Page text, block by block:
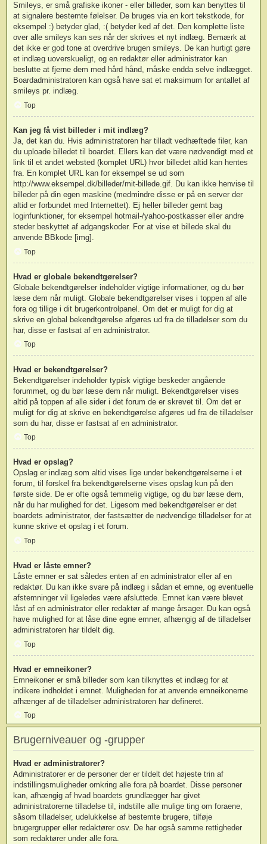
Smileys, er små grafiske ikoner - eller billeder, som kan benyttes til
at signalere bestemte følelser. De bruges via en kort tekstkode, for
eksempel :) betyder glad, :( betyder ked af det. Den komplette liste
over alle smileys kan ses når der skrives et nyt indlæg. Bemærk at
det ikke er god tone at overdrive brugen smileys. De kan hurtigt gøre
et indlæg uoverskueligt, og en redaktør eller administrator kan
beslutte at fjerne dem med hård hånd, måske endda selve indlægget.
Boardadministratoren kan også have sat et maksimum for antallet af
smileys pr. indlæg.
Top
Kan jeg få vist billeder i mit indlæg?
Ja, det kan du. Hvis administratoren har tilladt vedhæftede filer, kan
du uploade billedet til boardet. Ellers kan det være nødvendigt med et
link til et andet websted (komplet URL) hvor billedet altid kan hentes
fra. En komplet URL kan for eksempel se ud som
http://www.eksempel.dk/billeder/mit-billede.gif. Du kan ikke henvise til
billeder på din egen maskine (medmindre disse er på en server der
altid er forbundet med Internettet). Ej heller billeder gemt bag
loginfunktioner, for eksempel hotmail-/yahoo-postkasser eller andre
steder beskyttet af adgangskoder. For at vise et billede skal du
anvende BBkode [img].
Top
Hvad er globale bekendtgørelser?
Globale bekendtgørelser indeholder vigtige informationer, og du bør
læse dem når muligt. Globale bekendtgørelser vises i toppen af alle
fora og tillige i dit brugerkontrolpanel. Om det er muligt for dig at
skrive en global bekendtgørelse afgøres ud fra de tilladelser som du
har, disse er fastsat af en administrator.
Top
Hvad er bekendtgørelser?
Bekendtgørelser indeholder typisk vigtige beskeder angående
forummet, og du bør læse dem når muligt. Bekendtgørelser vises
altid på toppen af alle sider i det forum de er skrevet til. Om det er
muligt for dig at skrive en bekendtgørelse afgøres ud fra de tilladelser
som du har, disse er fastsat af en administrator.
Top
Hvad er opslag?
Opslag er indlæg som altid vises lige under bekendtgørelserne i et
forum, til forskel fra bekendtgørelserne vises opslag kun på den
første side. De er ofte også temmelig vigtige, og du bør læse dem,
når du har mulighed for det. Ligesom med bekendtgørelser er det
boardets administrator, der fastsætter de nødvendige tilladelser for at
kunne skrive et opslag i et forum.
Top
Hvad er låste emner?
Låste emner er sat således enten af en administrator eller af en
redaktør. Du kan ikke svare på indlæg i sådan et emne, og eventuelle
afstemninger vil ligeledes være afsluttede. Emnet kan være blevet
låst af en administrator eller redaktør af mange årsager. Du kan også
have mulighed for at låse dine egne emner, afhængig af de tilladelser
administratoren har tildelt dig.
Top
Hvad er emneikoner?
Emneikoner er små billeder som kan tilknyttes et indlæg for at
indikere indholdet i emnet. Muligheden for at anvende emneikonerne
afhænger af de tilladelser administratoren har defineret.
Top
Brugerniveauer og -grupper
Hvad er administratorer?
Administratorer er de personer der er tildelt det højeste trin af
indstillingsmuligheder omkring alle fora på boardet. Disse personer
kan, afhængig af hvad boardets grundlægger har givet
administratorerne tilladelse til, indstille alle mulige ting om foraene,
såsom tilladelser, udelukkelse af bestemte brugere, tilføje
brugergrupper eller redaktører osv. De har også samme rettigheder
som redaktører under alle fora.